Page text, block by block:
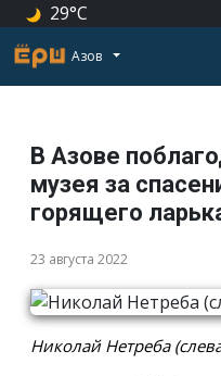
29°C
Азов
В Азове
музея за
горящего
23 августа 2022
Николай Нетреба